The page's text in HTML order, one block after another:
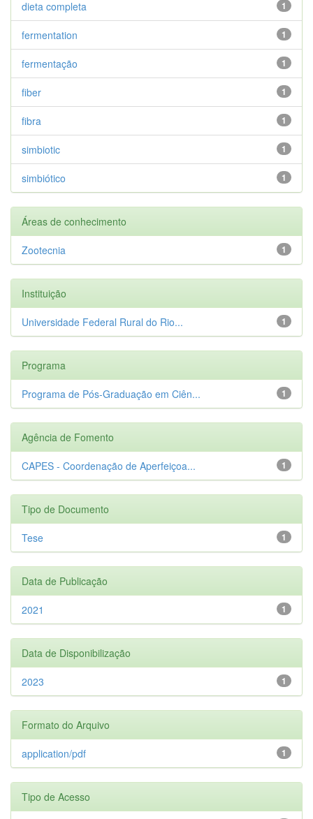
1
dieta completa
1
fermentation
1
fermentação
1
fiber
1
fibra
1
simbiotic
1
simbiótico
Áreas de conhecimento
1
Zootecnia
Instituição
1
Universidade Federal Rural do Rio...
Programa
1
Programa de Pós-Graduação em Ciên...
Agência de Fomento
1
CAPES - Coordenação de Aperfeiçoa...
Tipo de Documento
1
Tese
Data de Publicação
1
2021
Data de Disponibilização
1
2023
Formato do Arquivo
1
application/pdf
Tipo de Acesso